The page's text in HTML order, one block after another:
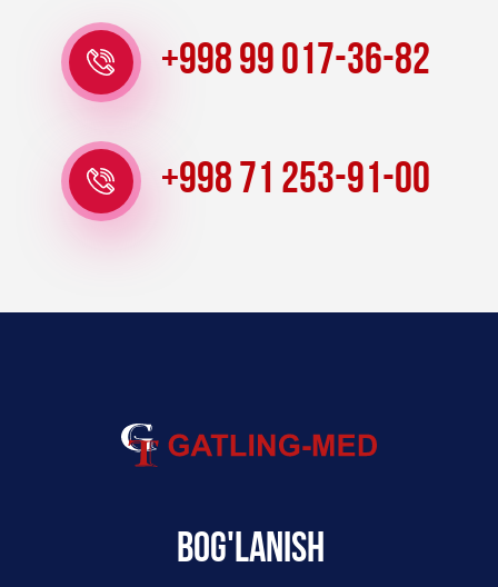
+998 99 017-36-82
+998 71 253-91-00
Bog'lanish